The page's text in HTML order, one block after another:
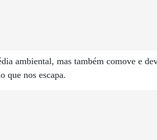
ambiental, mas também comove e
que nos escapa.